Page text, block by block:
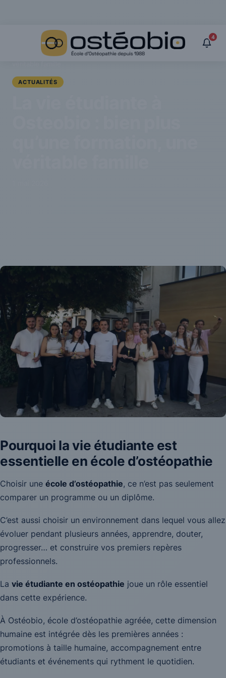
4
Actualités›
La vie étudiante à Osteobio : bien plus qu’une formation, une
ACTUALITÉS
Pourquoi la vie étudiante est
essentielle en école d’ostéopathie
Choisir une école d’ostéopathie, ce n’est pas seulement
comparer un programme ou un diplôme.
C’est aussi choisir un environnement dans lequel vous allez
évoluer pendant plusieurs années, apprendre, douter,
progresser… et construire vos premiers repères
professionnels.
La vie étudiante en ostéopathie joue un rôle essentiel
dans cette expérience.
À Ostéobio, école d’ostéopathie agréée, cette dimension
humaine est intégrée dès les premières années :
promotions à taille humaine, accompagnement entre
étudiants et événements qui rythment le quotidien.